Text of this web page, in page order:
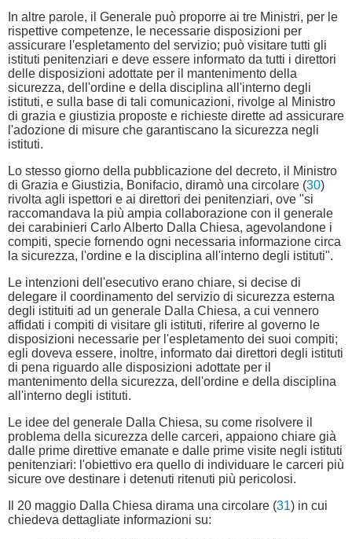
In altre parole, il Generale può proporre ai tre Ministri, per le
rispettive competenze, le necessarie disposizioni per
assicurare l'espletamento del servizio; può visitare tutti gli
istituti penitenziari e deve essere informato da tutti i direttori
delle disposizioni adottate per il mantenimento della
sicurezza, dell'ordine e della disciplina all'interno degli
istituti, e sulla base di tali comunicazioni, rivolge al Ministro
di grazia e giustizia proposte e richieste dirette ad assicurare
l'adozione di misure che garantiscano la sicurezza negli
istituti.
Lo stesso giorno della pubblicazione del decreto, il Ministro
di Grazia e Giustizia, Bonifacio, diramò una circolare (30)
rivolta agli ispettori e ai direttori dei penitenziari, ove "si
raccomandava la più ampia collaborazione con il generale
dei carabinieri Carlo Alberto Dalla Chiesa, agevolandone i
compiti, specie fornendo ogni necessaria informazione circa
la sicurezza, l'ordine e la disciplina all'interno degli istituti".
Le intenzioni dell'esecutivo erano chiare, si decise di
delegare il coordinamento del servizio di sicurezza esterna
degli istituiti ad un generale Dalla Chiesa, a cui vennero
affidati i compiti di visitare gli istituti, riferire al governo le
disposizioni necessarie per l'espletamento dei suoi compiti;
egli doveva essere, inoltre, informato dai direttori degli istituti
di pena riguardo alle disposizioni adottate per il
mantenimento della sicurezza, dell'ordine e della disciplina
all'interno degli istituti.
Le idee del generale Dalla Chiesa, su come risolvere il
problema della sicurezza delle carceri, appaiono chiare già
dalle prime direttive emanate e dalle prime visite negli istituti
penitenziari: l'obiettivo era quello di individuare le carceri più
sicure ove destinare i detenuti ritenuti più pericolosi.
Il 20 maggio Dalla Chiesa dirama una circolare (31) in cui
chiedeva dettagliate informazioni su: